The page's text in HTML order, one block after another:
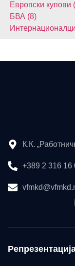
Европски купови
БВА (8)
К.К.
+389 2 316 16